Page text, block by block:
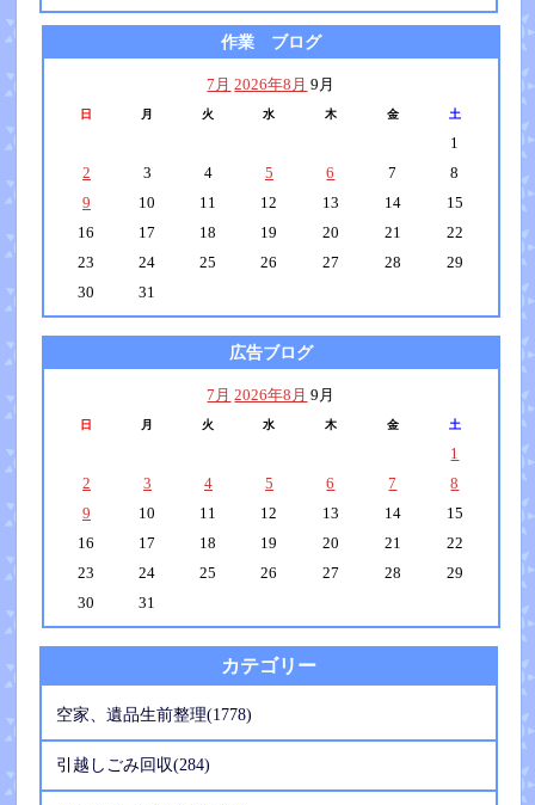
作業 ブログ
7月 2026年8月 9月
日 月 火 水 木 金 土
1
2
3 4 5 6 7
8
9
10 11 12 13 14
15
16
17 18 19 20 21
22
23
24 25 26 27 28
29
30
31
広告ブログ
7月 2026年8月 9月
日 月 火 水 木 金 土
1
2
3 4 5 6 7
8
9
10 11 12 13 14
15
16
17 18 19 20 21
22
23
24 25 26 27 28
29
30
31
カテゴリー
空家、遺品生前整理(1778)
引越しごみ回収(284)